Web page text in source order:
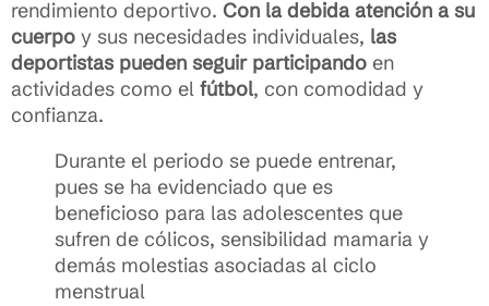
rendimiento deportivo. Con la debida atención a su
cuerpo y sus necesidades individuales, las
deportistas pueden seguir participando en
actividades como el fútbol, con comodidad y
confianza.
Durante el periodo se puede entrenar,
pues se ha evidenciado que es
beneficioso para las adolescentes que
sufren de cólicos, sensibilidad mamaria y
demás molestias asociadas al ciclo
menstrual